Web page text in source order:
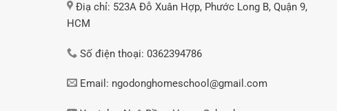
Điạ chỉ: 523A Đỗ Xuân Hợp, Phước Long B, Quận 9,
HCM
Số điện thoại: 0362394786
Email: ngodonghomeschool@gmail.com